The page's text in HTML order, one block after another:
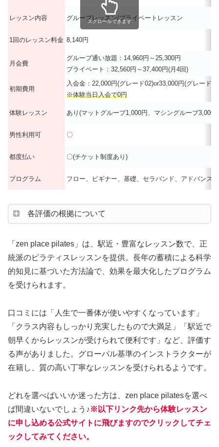
レッスン内容 グループレッスン/プライベートレッスン
1回のレッスン料金 8,140円
月会費
グループ通い放題：14,960円～25,300円
プライベート：32,560円～37,400円(月4回)
初期費用
入会金：22,000円(グレード02)or33,000円(グレード
※体験当日入会で0円
体験レッスン あり(マットグループ1,000円、マシングループ
男性利用可 〇
都度払い 〇(チケット制度あり)
プログラム フロー、ビギナー、基礎、セラバンド、アドバンス
スクロールできます
各評価の根拠について
「zen place pilates」は、駅近・豊富なレッスン数で、正
統派のピラティスレッスンを提供。長年の蓄積による科学
的知見に基づいた方法論で、効果を最大化したプログラム
を受けられます。
口コミには「人生で一番体が使いやすくなっています」
「クラス内容もしっかり充実したもので大満足」「駅近で
朝早くからレッスンが受けられて便利です」など、評価す
る声がありました。グローバル基準のインストラクターが
在籍し、質の高い丁寧なレッスンを受けられるようです。
どれを選べばいいか迷った方は、zen place pilatesを選べ
ば間違いないでしょう♪※以下リンク先から体験レッスン
に申し込める公式サイトに飛びますのでクリックしてチェ
ックしてみてください。